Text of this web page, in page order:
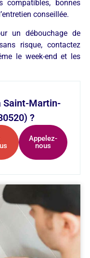
compatibles, bonnes
conseillée.
un débouchage de
risque, contactez
le week-end et les
Saint-Martin-
?
Appelez-
nous